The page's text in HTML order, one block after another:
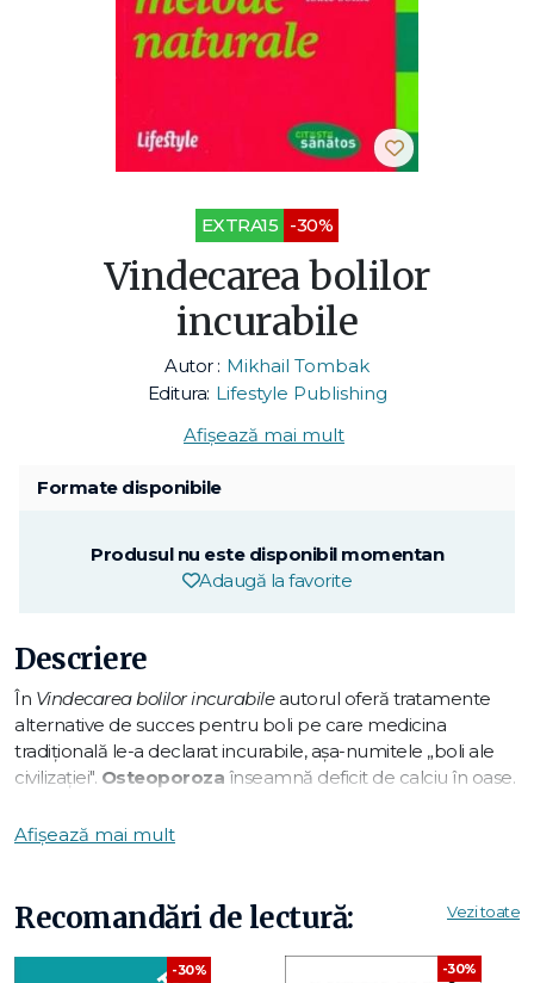
EXTRA15 -30%
Vindecarea bolilor
incurabile
Autor : Mikhail Tombak
Editura: Lifestyle Publishing
Afișează mai mult
Formate disponibile
Produsul nu este disponibil momentan
Adaugă la favorite
Descriere
În Vindecarea bolilor incurabile autorul oferă tratamente
alternative de succes pentru boli pe care medicina
tradiţională le-a declarat incurabile, aşa-numitele „boli ale
civilizaţiei". Osteoporoza înseamnă deficit de calciu în oase.
având o componentă genetică.
efectuate de bine-cunoscuţi naturopaţi din întreaga lume.
Este prezentată şi o teorie controversată privind originea
cancerului.Diabetuleste de multe ori consecinţa unui stres
Afișează mai mult
Recomandări de lectură: Vezi toate
-30% -30%